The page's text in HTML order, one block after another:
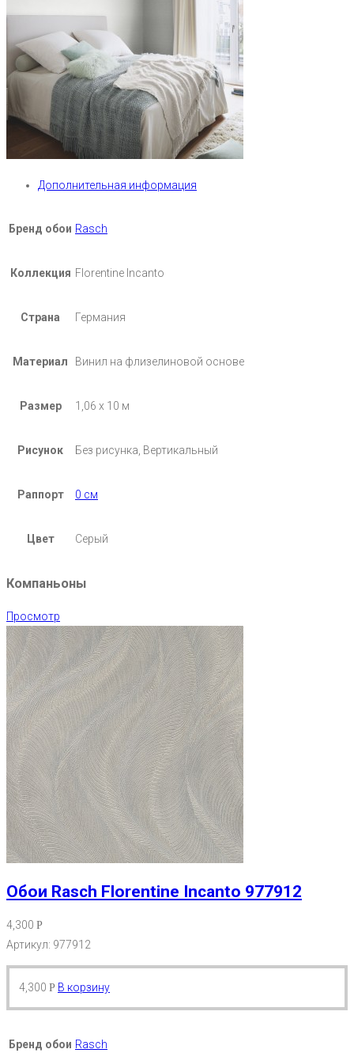
Дополнительная информация
Бренд обои Rasch
Коллекция Florentine Incanto
Страна Германия
Материал Винил на флизелиновой основе
Размер 1,06 х 10 м
Рисунок Без рисунка, Вертикальный
Раппорт 0 см
Цвет Серый
Компаньоны
Просмотр
Обои Rasch Florentine Incanto 977912
4,300 Р
Артикул: 977912
4,300 Р В корзину
Бренд обои Rasch